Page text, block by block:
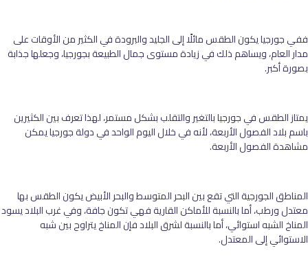
ففي جورجيا يكون الطقس مائلًا إلى الجليد والبرودة في الكثير من الأوقات على
مدار العام، ويساهم ذلك في زيادة مستوى جمال الطبيعة بجورجيا، وجعلها جذابة
بصورة أكبر.
يمتاز الطقس في جورجيا بالتغير والتقلب بشكل مستمر، لهذا تعرف بين الكثيرين
باسم بلاد الفصول الأربعة، لأنه في خلال اليوم الواحد في دولة جورجيا يمكن
مشاهدة الفصول الأربعة.
المناطق الجورجية التي تقع بين البحر المتوسط والبحر الأبيض يكون الطقس بها
معتدل ورطب، أما بالنسبة للأماكن القارية فهي تكون جافة، وفي غرب البلاد يسود
المناخ الشبه استوائي، أما بالنسبة لشرق البلاد فإن المناخ يتراوح بين شبه
الاستوائي إلى المعتدل.